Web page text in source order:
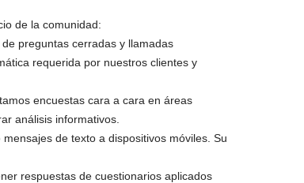
de la comunidad:
preguntas cerradas y llamadas
requerida por nuestros clientes y
encuestas cara a cara en áreas
análisis informativos.
de texto a dispositivos móviles. Su
respuestas de cuestionarios aplicados